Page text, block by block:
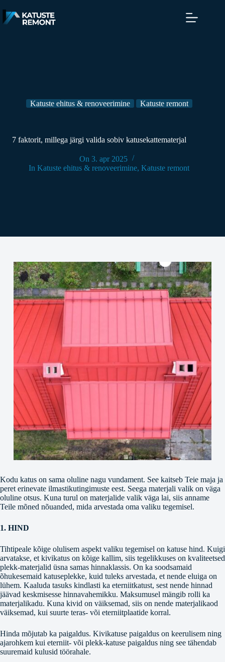
Katuste ehitus & renoveerimine Katuste remont
7 faktorit, millega järgi valida sobiv katusekattematerjal
On 3. apr 2025
In Katuste ehitus & renoveerimine,Katuste remont
Kodu katus on sama oluline nagu vundament. See kaitseb Teie maja ja
peret erinevate ilmastikutingimuste eest. Seega materjali valik on väga
oluline otsus. Kuna turul on materjalide valik väga lai, siis anname
Teile mõned nõuanded, mida arvestada oma valiku tegemisel.
1. HIND
Tihtipeale kõige olulisem aspekt valiku tegemisel on katuse hind. Kuigi
arvatakse, et kivikatus on kõige kallim, siis tegelikkuses on kvaliteetsed
plekk-materjalid üsna samas hinnaklassis. On ka soodsamaid
õhukesemaid katuseplekke, kuid tuleks arvestada, et nende eluiga on
lühem. Kaaluda tasuks kindlasti ka eterniitkatust, sest nende hinnad
jäävad keskmisesse hinnavahemikku. Maksumusel mängib rolli ka
materjalikadu. Kuna kivid on väiksemad, siis on nende materjalikaod
väiksemad, kui suurte teras- või eterniitplaatide korral.
Hinda mõjutab ka paigaldus. Kivikatuse paigaldus on keerulisem ning
ajarohkem kui eterniit- või plekk-katuse paigaldus ning see tähendab
suuremaid kulusid töörahale.